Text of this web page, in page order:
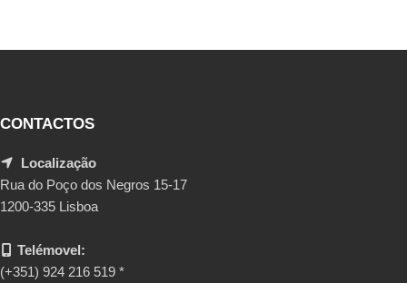
CONTACTOS
Localização
Rua do Poço dos Negros 15-17
1200-335 Lisboa
Telémovel:
(+351) 924 216 519 *